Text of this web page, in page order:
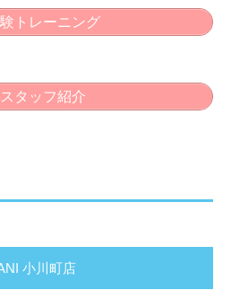
トレーニング
スタッフ紹介
小川町店